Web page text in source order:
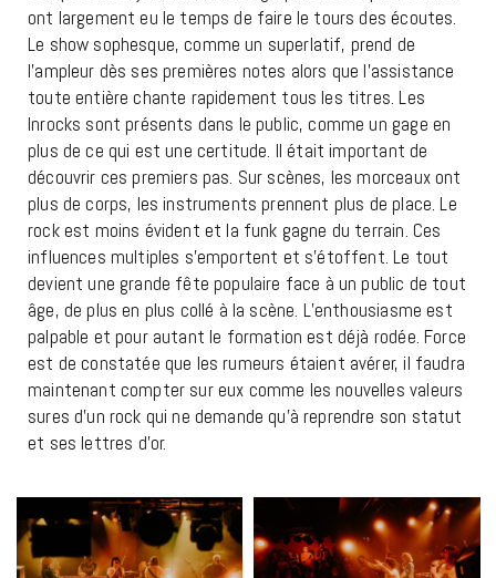
ont largement eu le temps de faire le tours des écoutes.
Le show sophesque, comme un superlatif, prend de
l’ampleur dès ses premières notes alors que l’assistance
toute entière chante rapidement tous les titres. Les
Inrocks sont présents dans le public, comme un gage en
plus de ce qui est une certitude. Il était important de
découvrir ces premiers pas. Sur scènes, les morceaux ont
plus de corps, les instruments prennent plus de place. Le
rock est moins évident et la funk gagne du terrain. Ces
influences multiples s’emportent et s’étoffent. Le tout
devient une grande fête populaire face à un public de tout
âge, de plus en plus collé à la scène. L’enthousiasme est
palpable et pour autant le formation est déjà rodée. Force
est de constatée que les rumeurs étaient avérer, il faudra
maintenant compter sur eux comme les nouvelles valeurs
sures d’un rock qui ne demande qu’à reprendre son statut
et ses lettres d’or.